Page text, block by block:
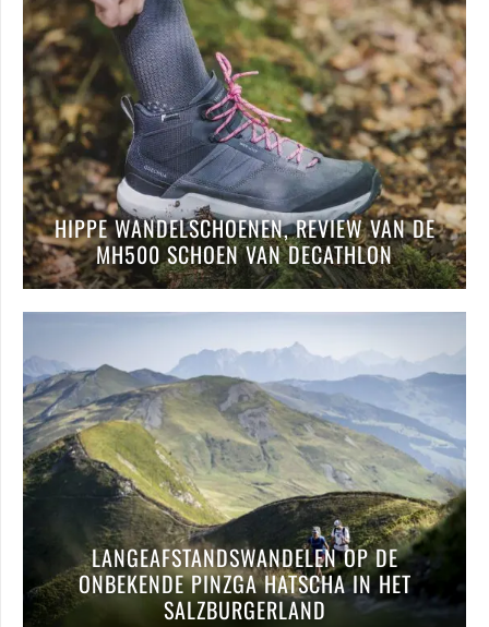
HIPPE WANDELSCHOENEN, REVIEW VAN DE
MH500 SCHOEN VAN DECATHLON
LANGEAFSTANDSWANDELEN OP DE
ONBEKENDE PINZGA HATSCHA IN HET
SALZBURGERLAND